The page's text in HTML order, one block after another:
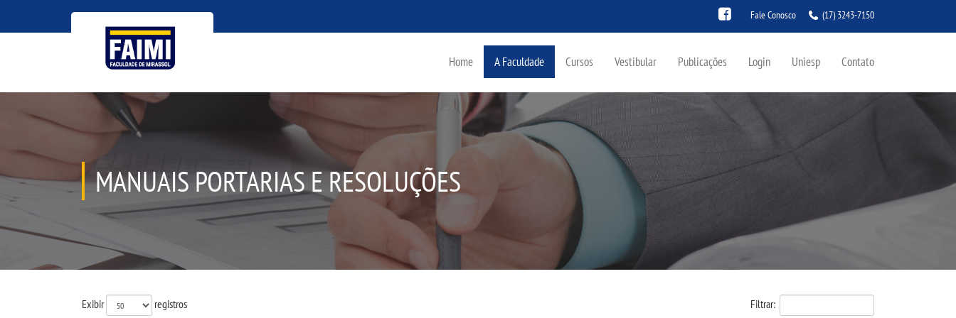
Fale Conosco (17) 3243-7150
Home A Faculdade Cursos Vestibular Publicações Login Uniesp Contato
MANUAIS PORTARIAS E RESOLUÇÕES
Exibir registros Filtrar: